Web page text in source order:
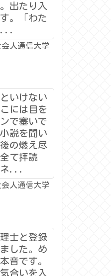
出たり入
。「わた
...
人通信大学
いけない
には目を
で塞いで
説を聞い
の燃え尽
て拝読
ネ...
人通信大学
士と登録
した。め
音です。
合いを入